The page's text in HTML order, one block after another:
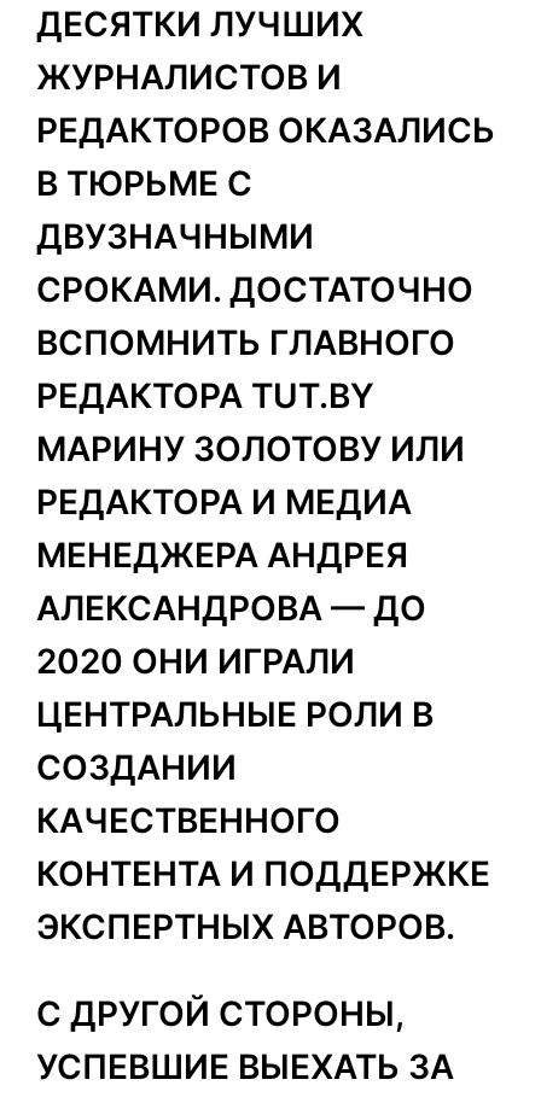
ДЕСЯТКИ ЛУЧШИХ
ЖУРНАЛИСТОВ И
РЕДАКТОРОВ ОКАЗАЛИСЬ
В ТЮРЬМЕ С
ДВУЗНАЧНЫМИ
СРОКАМИ. ДОСТАТОЧНО
ВСПОМНИТЬ ГЛАВНОГО
РЕДАКТОРА TUT.BY
МАРИНУ ЗОЛОТОВУ ИЛИ
РЕДАКТОРА И МЕДИА
МЕНЕДЖЕРА АНДРЕЯ
АЛЕКСАНДРОВА — ДО
2020 ОНИ ИГРАЛИ
ЦЕНТРАЛЬНЫЕ РОЛИ В
СОЗДАНИИ
КАЧЕСТВЕННОГО
КОНТЕНТА И ПОДДЕРЖКЕ
ЭКСПЕРТНЫХ АВТОРОВ.
С ДРУГОЙ СТОРОНЫ,
УСПЕВШИЕ ВЫЕХАТЬ ЗА